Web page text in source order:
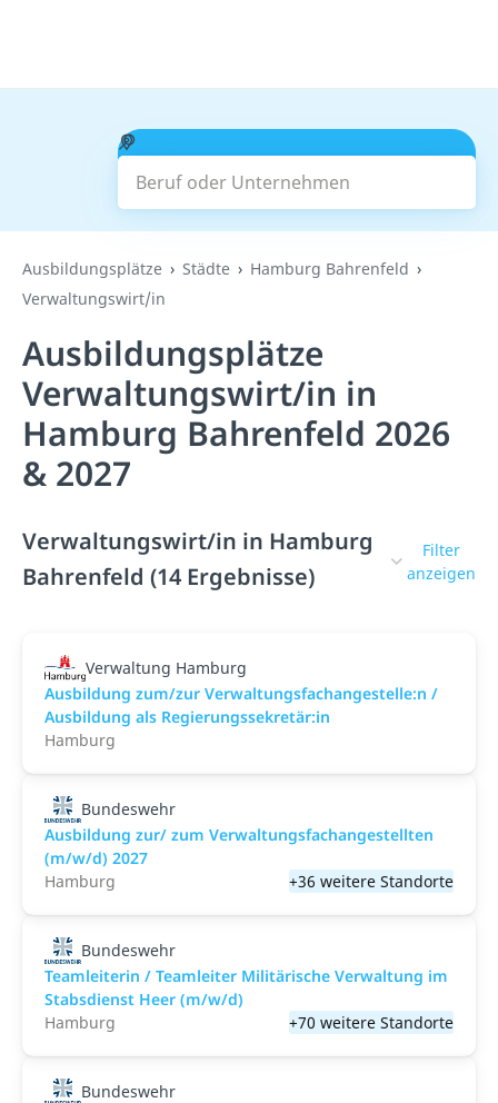
Beruf oder Unternehmen
Suchen
Ausbildungsplätze Städte
Hamburg Bahrenfeld
Verwaltungswirt/in
Ausbildungsplätze
Verwaltungswirt/in in
Hamburg Bahrenfeld 2026
& 2027
Verwaltungswirt/in in Hamburg
Bahrenfeld (14 Ergebnisse)
Filter
anzeigen
Verwaltung Hamburg
Ausbildung zum/zur Verwaltungsfachangestelle:n /
Ausbildung als Regierungssekretär:in
Hamburg
Bundeswehr
Ausbildung zur/ zum Verwaltungsfachangestellten
(m/w/d) 2027
Hamburg
+36 weitere Standorte
Bundeswehr
Teamleiterin / Teamleiter Militärische Verwaltung im
Stabsdienst Heer (m/w/d)
Hamburg
+70 weitere Standorte
Bundeswehr